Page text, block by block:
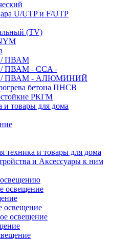
U/UTP и F/UTP
(TV)
/ ПВАМ
ПВАМ - CCA -
/ ПВАМ - АЛЮМИНИЙ
бетона ПНСВ
РКГМ
и товары для дома
техника и товары для дома
и Аксессуары к ним
освещение
освещение
освещение